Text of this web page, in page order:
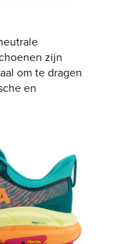
zijn
om te dragen
en